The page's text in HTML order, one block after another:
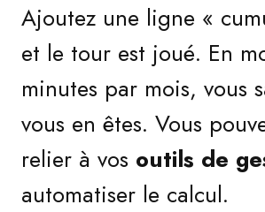
Ajoutez une ligne «
et le tour est joué. En
minutes par mois, vous
vous en êtes. Vous
relier à vos outils de
automatiser le calcul.